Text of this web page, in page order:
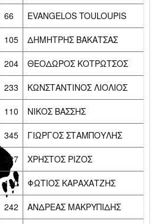
66
EVANGELOS TOULOUPIS
105
ΔΗΜΗΤΡΗΣ ΒΑΚΑΤΣΑΣ
204
ΘΕΟΔΩΡΟΣ ΚΟΤΡΩΤΣΟΣ
233
ΚΩΝΣΤΑΝΤΙΝΟΣ ΛΙΟΛΙΟΣ
110
ΝΙΚΟΣ ΒΑΣΣΗΣ
345
ΓΙΩΡΓΟΣ ΣΤΑΜΠΟΥΛΗΣ
327
ΧΡΗΣΤΟΣ ΡΙΖΟΣ
190
ΦΩΤΙΟΣ ΚΑΡΑΧΑΤΖΗΣ
242
ΑΝΔΡΕΑΣ ΜΑΚΡΥΠΙΔΗΣ